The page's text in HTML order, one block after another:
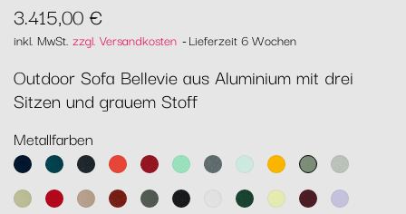
3.415,00 €
inkl. MwSt. zzgl. Versandkosten Lieferzeit 6 Wochen
Outdoor Sofa Bellevie aus Aluminium mit drei
Sitzen und grauem Stoff
Metallfarben
AbyssblauAcapulcoblau
AnthrazitCapucine
Chili OpalgrünGewittergrau
Gletscherminze
HonigKaktusLehmgrau
LindgrünMohnrotMuskatOckerRosmarin
Lakritz Baumwollweiß
Zederngrün
Zitronensorbet
Schwarzkirsche
Marshmallo